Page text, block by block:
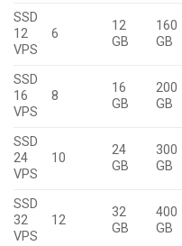
SSD
12
VPS
6
12
GB
160
GB
SSD
16
VPS
8
16
GB
200
GB
SSD
24
VPS
10
24
GB
300
GB
SSD
32
VPS
12
32
GB
400
GB